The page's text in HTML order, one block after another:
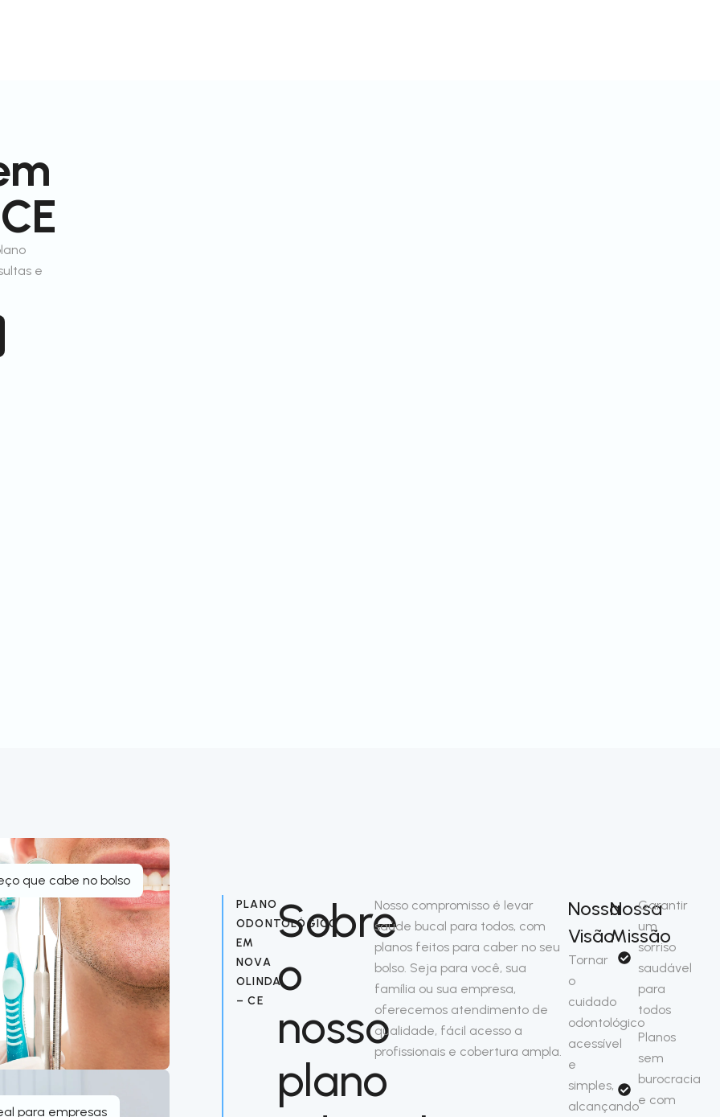
e
que cabe no bolso
para empresas
PLANO
ODONTOLÓGICO
EM
NOVA
OLINDA
– CE
Sobre
o
nosso
plano
Nosso compromisso é levar
saúde bucal para todos, com
planos feitos para caber no seu
bolso. Seja para você, sua
família ou sua empresa,
oferecemos atendimento de
qualidade, fácil acesso a
profissionais e cobertura ampla.
Nossa
Visão
Tornar
o
cuidado
odontológico
acessível
e
simples,
alcançando
Nossa
Missão
Garantir
um
sorriso
saudável
para
todos
Planos
sem
burocracia
e com